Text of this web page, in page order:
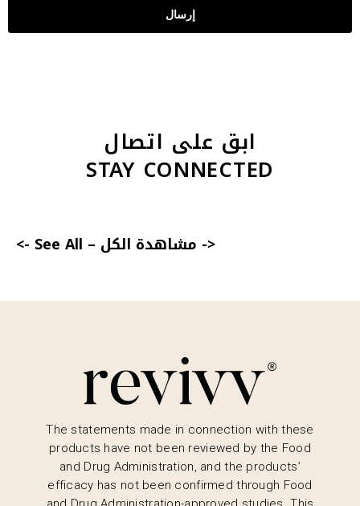
إرسال
ابق على اتصال
STAY CONNECTED
<- مشاهدة الكل –
See All ->
The statements made in connection with these
products have not been reviewed by the Food
and Drug Administration, and the products’
efficacy has not been confirmed through Food